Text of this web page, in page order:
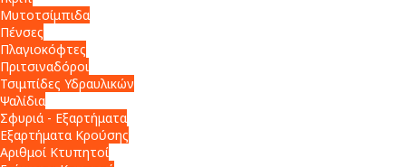
Μυτοτσίμπιδα
Πένσες
Πλαγιοκόφτες
Πριτσιναδόροι
Τσιμπίδες Υδραυλικών
Ψαλίδια
Σφυριά - Εξαρτήματα
Εξαρτήματα Κρούσης
Αριθμοί Κτυπητοί